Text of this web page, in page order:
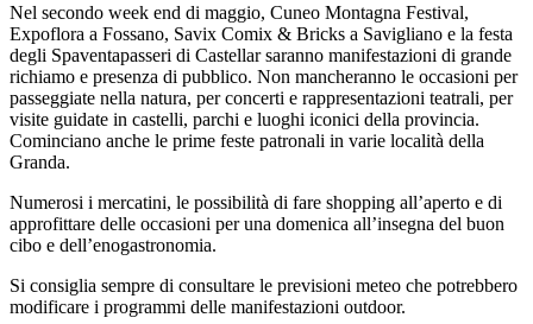
Nel secondo week end di maggio, Cuneo Montagna Festival,
Expoflora a Fossano, Savix Comix & Bricks a Savigliano e la festa
degli Spaventapasseri di Castellar saranno manifestazioni di grande
richiamo e presenza di pubblico. Non mancheranno le occasioni per
passeggiate nella natura, per concerti e rappresentazioni teatrali, per
visite guidate in castelli, parchi e luoghi iconici della provincia.
Cominciano anche le prime feste patronali in varie località della
Granda.
Numerosi i mercatini, le possibilità di fare shopping all’aperto e di
approfittare delle occasioni per una domenica all’insegna del buon
cibo e dell’enogastronomia.
Si consiglia sempre di consultare le previsioni meteo che potrebbero
modificare i programmi delle manifestazioni outdoor.